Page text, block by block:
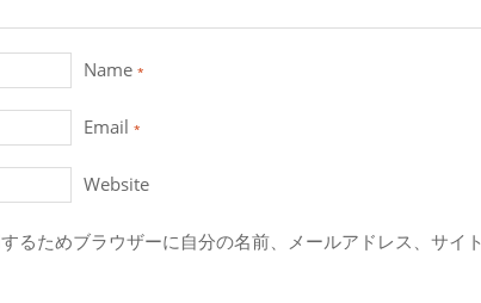
Name *
Email *
Website
るためブラウザーに自分の名前、メールアドレス、サイト